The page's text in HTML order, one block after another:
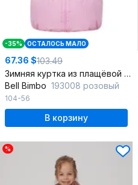
-35% ОСТАЛОСЬ МАЛО
67.36 $103.49
Зимняя куртка из плащёвой ткани с утеплителем и капюшоном
Bell Bimbo 193008 розовый
104-56
В корзину
%